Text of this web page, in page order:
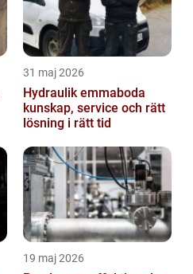
31 maj 2026
Hydraulik emmaboda
kunskap, service och rätt
lösning i rätt tid
19 maj 2026